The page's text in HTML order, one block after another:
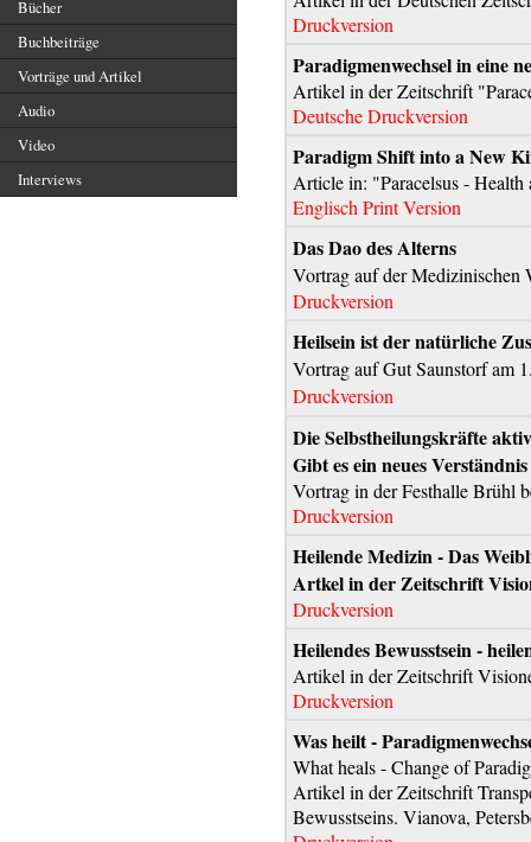
Druckversion
Paradigmenwechsel in eine
Artikel in der Zeitschrift
Deutsche Druckversion
Paradigm Shift into a New
Article in: "Paracelsus -
Englisch Print Version
Das Dao des Alterns
Vortrag auf der Medizinischen
Druckversion
Heilsein ist der natürliche
Vortrag auf Gut Saunstorf am
Druckversion
Die Selbstheilungskräfte
Gibt es ein neues
Vortrag in der Festhalle Brühl
Druckversion
Heilende Medizin - Das
Artkel in der Zeitschrift
Druckversion
Heilendes Bewusstsein -
Artikel in der Zeitschrift
Druckversion
Was heilt -
What heals - Change of
Artikel in der Zeitschrift
Bewusstseins. Vianova,
Bücher
Buchbeiträge
Vorträge und Artikel
Audio
Video
Interviews